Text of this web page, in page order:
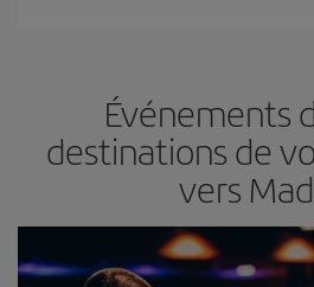
Événements
destinations de
vers